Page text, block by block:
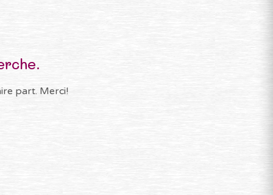
part. Merci!